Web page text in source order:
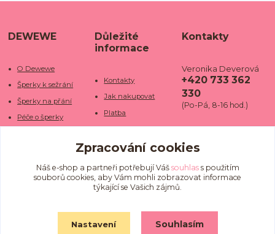
DEWEWE
O Dewewe
Šperky k sežrání
Šperky na přání
Péče o šperky
Kamenné obchody
Fotogalerie
Důležité
informace
Kontakty
Jak nakupovat
Platba
Doba dodání
Doprava
Obchodní podmínky
Ochrana osobních
Kontakty
Veronika Deverová
+420 733 362
330
(Po-Pá, 8-16 hod.)
we.cz
Zpracování cookies
Náš e-shop a partneři potřebují Váš souhlass použitím
souborů cookies, aby Vám mohli zobrazovat informace
týkající se Vašich zájmů.
Nastavení Souhlasím